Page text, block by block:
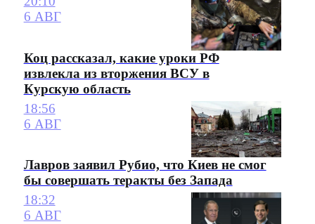
6 АВГ
Коц рассказал, какие уроки РФ
извлекла из вторжения ВСУ в
Курскую область
18:56
6 АВГ
Лавров заявил Рубио, что Киев не смог
бы совершать теракты без Запада
18:32
6 АВГ